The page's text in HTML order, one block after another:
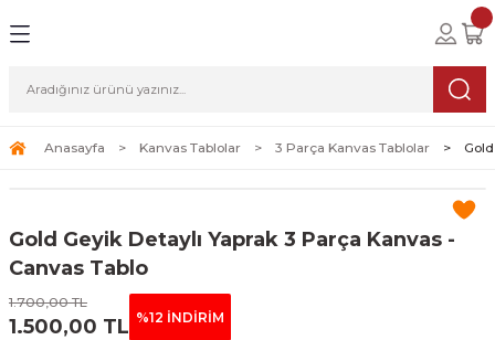
Tablolar
Tablolar
Sanat
Anasayfa Kanvas Tablolar 3 Parça Kanvas Tablolar
Gold Geyik Detaylı Yaprak 3 Parça Kanvas -
Canvas Tablo
1.700,00 TL
1.500,00 TL %12 İNDİRİM